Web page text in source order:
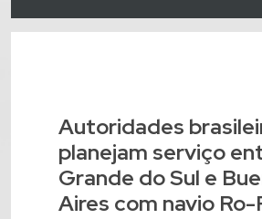
Autoridades
planejam serviço
Grande do Sul e
Aires com navio Ro-